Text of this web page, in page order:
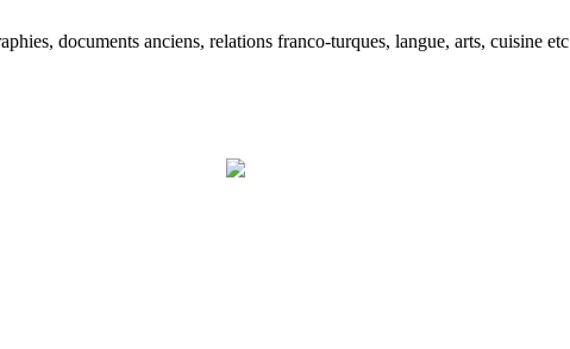
documents anciens, relations franco-turques, langue, arts, cuisine etc